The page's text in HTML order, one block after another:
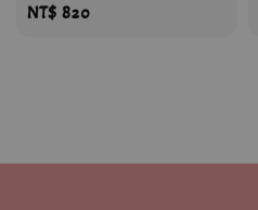
Regular
NT$ 820